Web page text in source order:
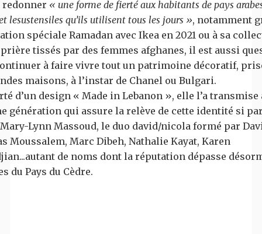
redonner « une forme de fierté aux habitants de pays
lesustensiles qu’ils utilisent tous les jours », notamment
spéciale Ramadan avec Ikea en 2021 ou à sa
tissés par des femmes afghanes, il est aussi
à faire vivre tout un patrimoine décoratif,
maisons, à l’instar de Chanel ou Bulgari.
d’un design « Made in Lebanon », elle l’a transmise
génération qui assure la relève de cette identité si
Lynn Massoud, le duo david/nicola formé par
Moussalem, Marc Dibeh, Nathalie Kayat, Karen
de noms dont la réputation dépasse
du Pays du Cèdre.